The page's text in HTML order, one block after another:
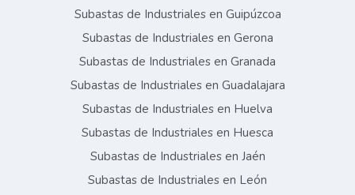
Subastas de Industriales en Guipúzcoa
Subastas de Industriales en Gerona
Subastas de Industriales en Granada
Subastas de Industriales en Guadalajara
Subastas de Industriales en Huelva
Subastas de Industriales en Huesca
Subastas de Industriales en Jaén
Subastas de Industriales en León